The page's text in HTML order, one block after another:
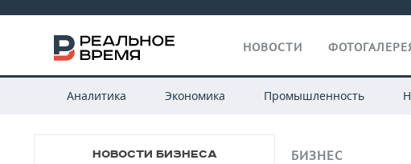
НОВОСТИ
Аналитика Экономика Промышленность
НОВОСТИ БИЗНЕСА БИЗНЕС